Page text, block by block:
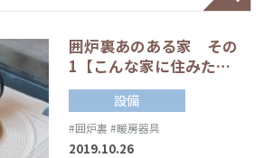
囲炉裏あのある家 その
1【こんな家に住みた…
設備
#囲炉裏 #暖房器具
2019.10.26